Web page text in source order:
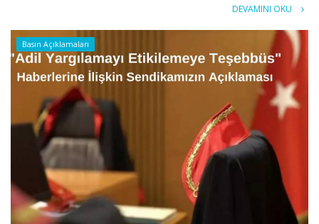
DEVAMINI OKU
Basın Açıklamaları